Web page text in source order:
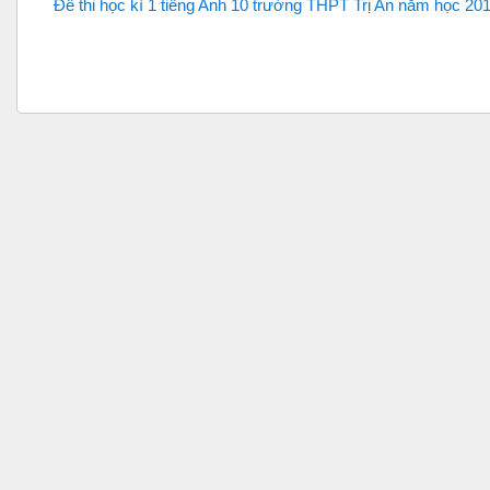
Đề thi học kì 1 tiếng Anh 10 trường THPT Trị An năm học